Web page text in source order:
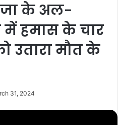
के अल-
हमास के चार
उतारा मौत के
31, 2024